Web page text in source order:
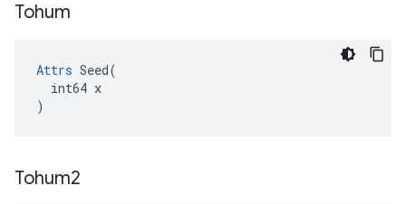
Tohum
Attrs Seed(
  int64 x
)
Tohum2